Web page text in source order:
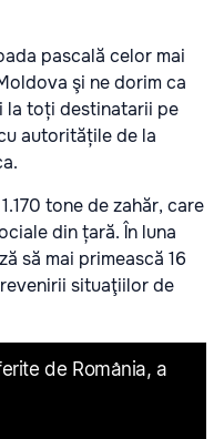
pascală celor mai
şi ne dorim ca
la toți destinatarii pe
autoritățile de la
tone de zahăr, care
din țară. În luna
să mai primească 16
situaţiilor de